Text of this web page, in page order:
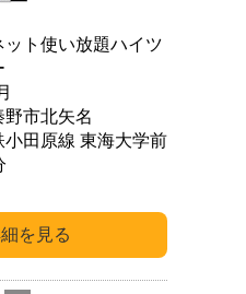
ット使い放題ハイツ
市北矢名
小田原線 東海大学前